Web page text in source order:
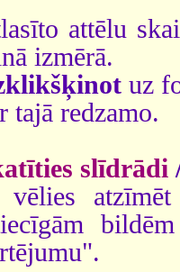
attēlu
izmērā.
uz
tajā redzamo.
slīdrādi
vēlies